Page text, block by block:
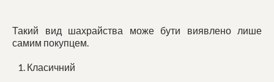
Такий вид шахрайства може бути виявлено лише
самим покупцем.
Класичний